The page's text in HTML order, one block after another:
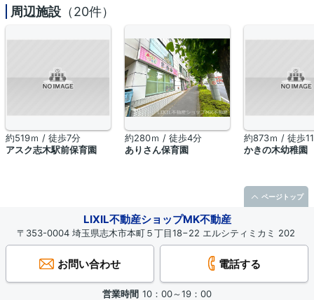
周辺施設 （20件）
約519ｍ / 徒歩7分
アスク志木駅前保育園
約280ｍ / 徒歩4分
ありさん保育園
約873ｍ / 徒歩
かきの木幼稚園
LIXIL不動産ショップMK不動産
〒353-0004 埼玉県志木市本町５丁目18−22 エルシティミカミ 202
お問い合わせ 電話する
営業時間 10：00～19：00
ページトップ